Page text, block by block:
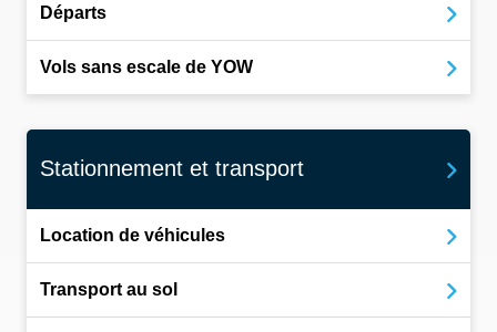
Départs
Vols sans escale de YOW
Stationnement et transport
Location de véhicules
Transport au sol